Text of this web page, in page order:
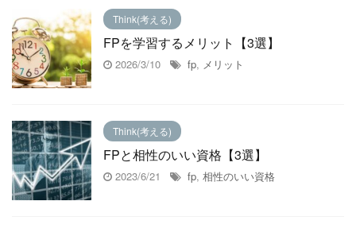
Think(考える)
FPを学習するメリット【3選】
2026/3/10 fp, メリット
Think(考える)
FPと相性のいい資格【3選】
2023/6/21 fp, 相性のいい資格